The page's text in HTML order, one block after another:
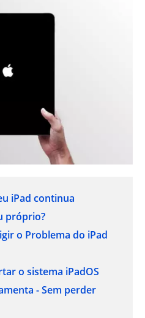
iPad continua
próprio?
o Problema do iPad
o sistema iPadOS
- Sem perder